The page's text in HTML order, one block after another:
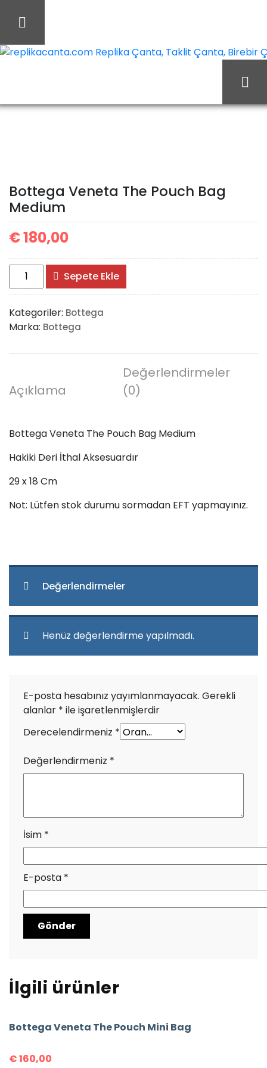
Medium
Bottega Veneta The Pouch Bag
Medium
€180,00
Bottega
Veneta
The
Pouch
Bag
adet
Sepete Ekle
Kategoriler: Bottega
Marka: Bottega
Açıklama
Değerlendirmeler
(0)
Bottega Veneta The Pouch Bag Medium
Hakiki Deri İthal Aksesuardır
29 x 18 Cm
Not: Lütfen stok durumu sormadan EFT yapmayınız.
Değerlendirmeler
Henüz değerlendirme yapılmadı.
E-posta hesabınız yayımlanmayacak. Gerekli
alanlar * ile işaretlenmişlerdir
Derecelendirmeniz *
Değerlendirmeniz *
İsim *
E-posta *
İlgili ürünler
Bottega Veneta The Pouch Mini Bag
€160,00